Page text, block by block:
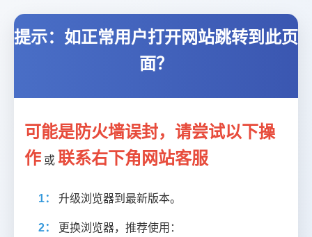
提示：如正常用户打开网站跳转到此页
面？
可能是防火墙误封，请尝试以下操
作 或 联系右下角网站客服
1： 升级浏览器到最新版本。
2： 更换浏览器，推荐使用：